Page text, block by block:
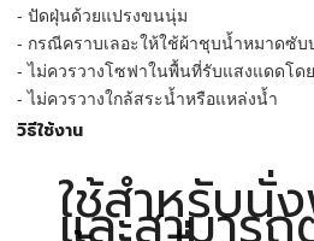
- ปัดฝุ่นด้วยแปรงขนนุ่ม
- กรณีคราบเลอะให้ใช้ผ้าชุบน้ำหมาดซับ
- ไม่ควรวางโซฟาในพื้นที่รับแสงแดดโด
- ไม่ควรวางใกล้สระน้ำหรือแหล่งน้ำ
วิธีใช้งาน
ใช้สำหรับนั่